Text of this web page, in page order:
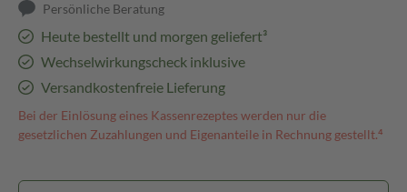
Persönliche Beratung
Heute bestellt und morgen geliefert³
Wechselwirkungscheck inklusive
Versandkostenfreie Lieferung
Bei der Einlösung eines Kassenrezeptes werden nur die
gesetzlichen Zuzahlungen und Eigenanteile in Rechnung gestellt.⁴